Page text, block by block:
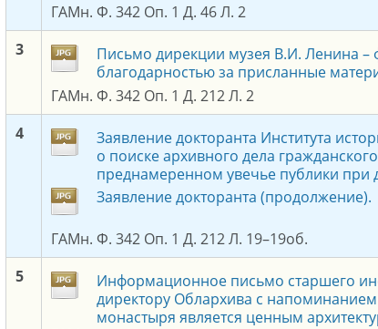
ГАМн. Ф. 342 Оп. 1 Д. 46 Л. 2
3
Письмо дирекции музея В.И. Ленина –
благодарностью за присланные
ГАМн. Ф. 342 Оп. 1 Д. 212 Л. 2
4
Заявление докторанта Института
о поиске архивного дела
преднамеренном увечье публики при
Заявление докторанта (продолжение).
ГАМн. Ф. 342 Оп. 1 Д. 212 Л. 19–19об.
5
Информационное письмо старшего
директору Облархива с
монастыря является ценным